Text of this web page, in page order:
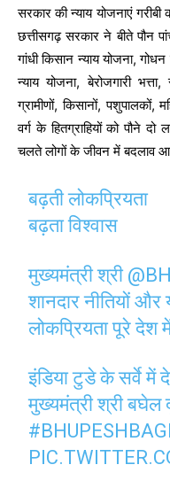
सरकार की न्याय योजनाएं
छत्तीसगढ़ सरकार ने बीते पौन
गांधी किसान न्याय योजना,
न्याय योजना, बेरोजगारी
ग्रामीणों, किसानों,
वर्ग के हितग्राहियों को पौने
चलते लोगों के जीवन में बदलाव
बढ़ती लोकप्रियता
बढ़ता विश्वास
मुख्यमंत्री श्री
शानदार नीतियों
लोकप्रियता पूरे देश
इंडिया टुडे के सर्वे में
मुख्यमंत्री श्री बघेल